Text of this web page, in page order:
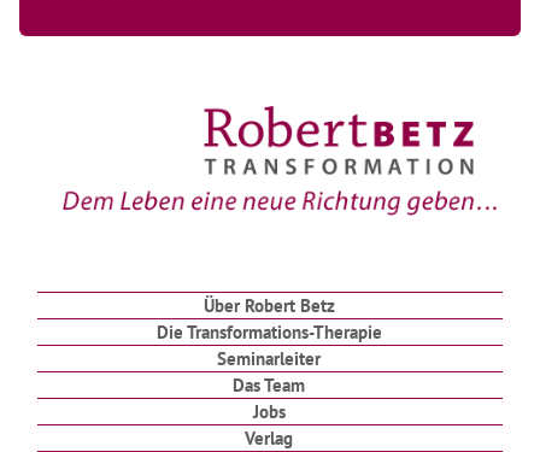
Über Robert Betz
Die Transformations-Therapie
Seminarleiter
Das Team
Jobs
Verlag